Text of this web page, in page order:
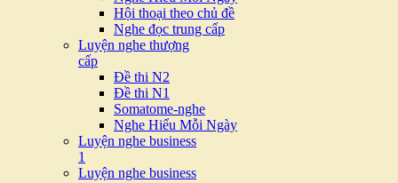
Hội thoại theo chủ đề
Nghe đọc trung cấp
Luyện nghe thượng
cấp
Đề thi N2
Đề thi N1
Somatome-nghe
Nghe Hiểu Mỗi Ngày
Luyện nghe business
1
Luyện nghe business